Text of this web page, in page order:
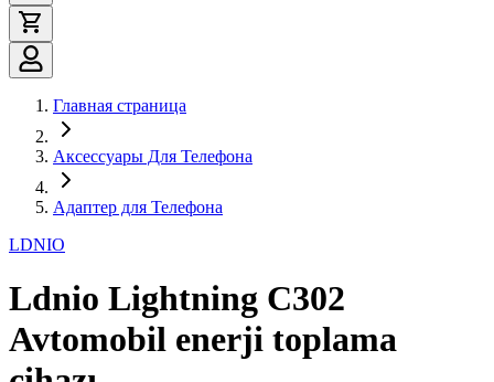
Главная страница
Аксессуары Для Телефона
Адаптер для Телефона
LDNIO
Ldnio Lightning C302
Avtomobil enerji toplama